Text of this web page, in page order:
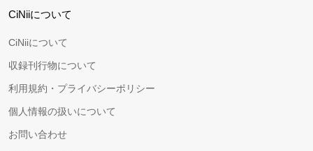
CiNiiについて
CiNiiについて
収録刊行物について
利用規約・プライバシーポリシー
個人情報の扱いについて
お問い合わせ